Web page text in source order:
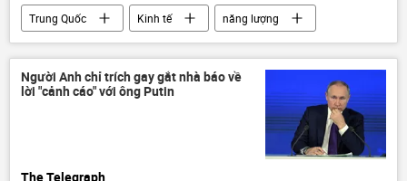
Trung Quốc Kinh tế
năng lượng
than
năng lượng mặt trời Tác giả
Người Anh chỉ trích gay gắt nhà báo về
lời "cảnh cáo" với ông Putin
The Telegraph